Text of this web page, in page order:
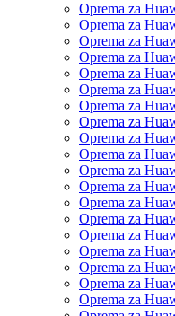
Oprema za
Oprema za
Oprema za
Oprema za
Oprema za
Oprema za
Oprema za
Oprema za
Oprema za
Oprema za
Oprema za
Oprema za
Oprema za
Oprema za
Oprema za
Oprema za
Oprema za
Oprema za
Oprema za